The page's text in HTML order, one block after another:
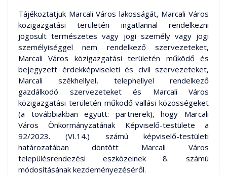
Tájékoztatjuk Marcali Város lakosságát, Marcali Város
közigazgatási területén ingatlannal rendelkezni
jogosult természetes vagy jogi személy vagy jogi
személyiséggel nem rendelkező szervezeteket,
Marcali Város közigazgatási területén működő és
bejegyzett érdekképviseleti és civil szervezeteket,
Marcali székhellyel, telephellyel rendelkező
gazdálkodó szervezeteket és Marcali Város
közigazgatási területén működő vallási közösségeket
(a továbbiakban együtt: partnerek), hogy Marcali
Város Önkormányzatának Képviselő-testülete a
92/2023. (VI.14.) számú képviselő-testületi
határozatában döntött Marcali Város
településrendezési eszközeinek 8. számú
módosításának kezdeményezéséről.